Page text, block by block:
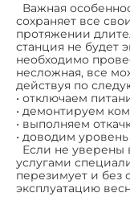
Важная
сохраняет все
протяжении
станция не будет
необходимо
несложная, все
действуя по
• отключаем
• демонтируем
• выполняем
• доводим
Если не уверены
услугами
перезимует и без
эксплуатацию